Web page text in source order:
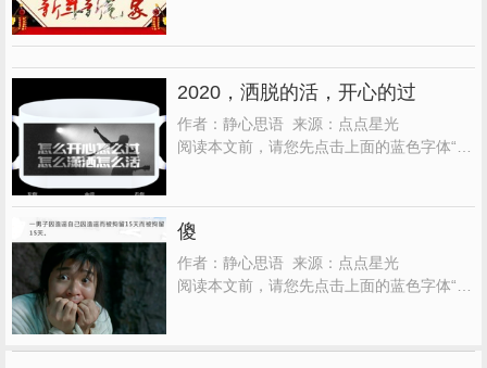
永远没出息， 别怪社会太现实， 别怪人心
太...
2020，洒脱的活，开心的过
作者：静心思语 来源：点点星光
阅读本文前，请您先点击上面的蓝色字体“点
真的就要汇入历史长河了， 2020，正昂首走
来， 你听到那铿锵的脚步声了吗？ 不仅健
壮，...
傻
作者：静心思语 来源：点点星光
阅读本文前，请您先点击上面的蓝色字体“点
费订阅，请放心关注 谁愿意用一生， 去赌自